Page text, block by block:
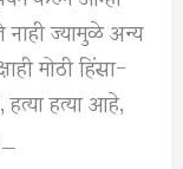
ज्यामुळे अन्य
मोठी हिंसा-
हत्या आहे,